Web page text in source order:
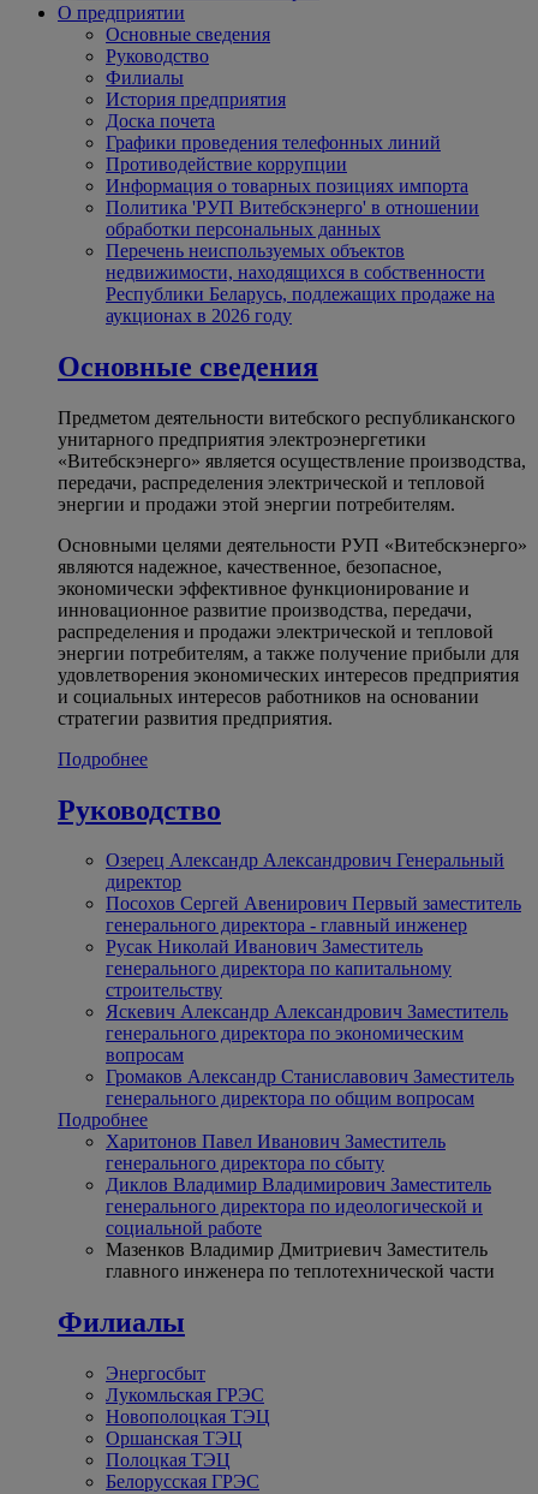
О предприятии
Основные сведения
Руководство
Филиалы
История предприятия
Доска почета
Графики проведения телефонных линий
Противодействие коррупции
Информация о товарных позициях импорта
Политика 'РУП Витебскэнерго' в отношении
обработки персональных данных
Перечень неиспользуемых объектов
недвижимости, находящихся в собственности
Республики Беларусь, подлежащих продаже на
аукционах в 2026 году
Основные сведения
Предметом деятельности витебского республиканского
унитарного предприятия электроэнергетики
«Витебскэнерго» является осуществление производства,
передачи, распределения электрической и тепловой
энергии и продажи этой энергии потребителям.
Основными целями деятельности РУП «Витебскэнерго»
являются надежное, качественное, безопасное,
экономически эффективное функционирование и
инновационное развитие производства, передачи,
распределения и продажи электрической и тепловой
энергии потребителям, а также получение прибыли для
удовлетворения экономических интересов предприятия
и социальных интересов работников на основании
стратегии развития предприятия.
Подробнее
Руководство
Озерец Александр Александрович Генеральный
директор
Посохов Сергей Авенирович Первый заместитель
генерального директора - главный инженер
Русак Николай Иванович Заместитель
генерального директора по капитальному
строительству
Яскевич Александр Александрович Заместитель
генерального директора по экономическим
вопросам
Громаков Александр Станиславович Заместитель
генерального директора по общим вопросам
Подробнее
Харитонов Павел Иванович Заместитель
генерального директора по сбыту
Диклов Владимир Владимирович Заместитель
генерального директора по идеологической и
социальной работе
Мазенков Владимир Дмитриевич Заместитель
главного инженера по теплотехнической части
Филиалы
Энергосбыт
Лукомльская ГРЭС
Новополоцкая ТЭЦ
Оршанская ТЭЦ
Полоцкая ТЭЦ
Белорусская ГРЭС